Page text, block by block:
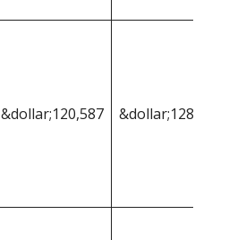
&dollar;120,587 &dollar;128,407